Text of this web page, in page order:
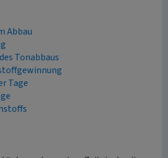
Abbau
Tonabbaus
Tage